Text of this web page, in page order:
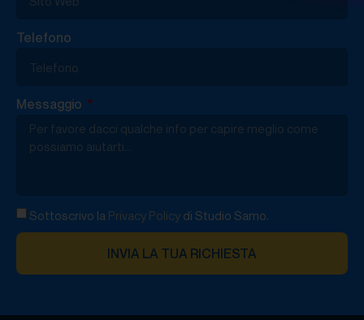
Telefono
Messaggio
Sottoscrivo la Privacy Policy di Studio Samo.
INVIA LA TUA RICHIESTA